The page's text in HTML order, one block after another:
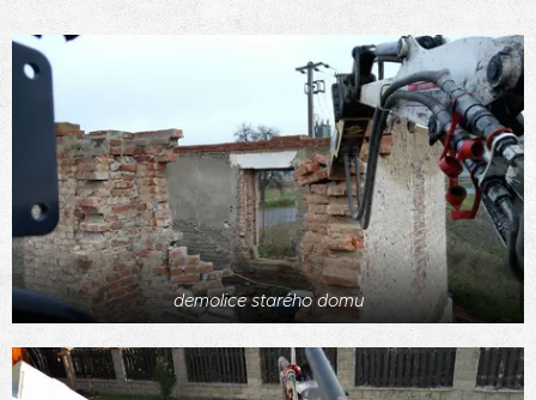
demolice starého domu